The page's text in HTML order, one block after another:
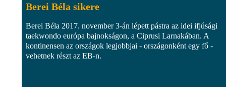
Berei Béla sikere
Berei Béla 2017. november 3-án lépett pástra az idei ifjúsági
taekwondo európa bajnokságon, a Ciprusi Larnakában. A
kontinensen az országok legjobbjai - országonként egy fő -
vehetnek részt az EB-n.